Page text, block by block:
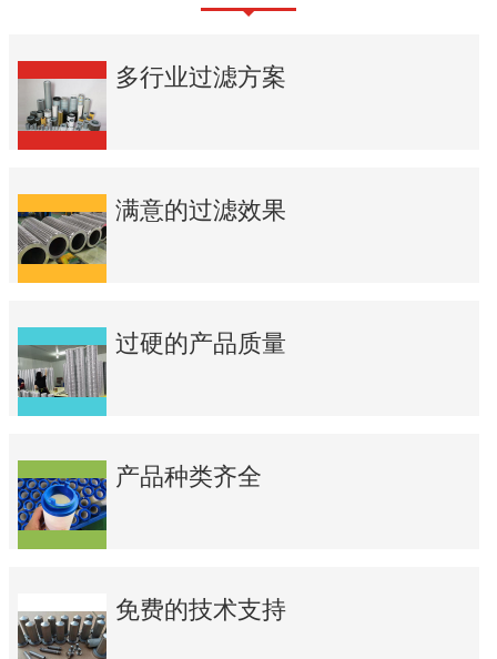
多行业过滤方案
满意的过滤效果
过硬的产品质量
产品种类齐全
免费的技术支持